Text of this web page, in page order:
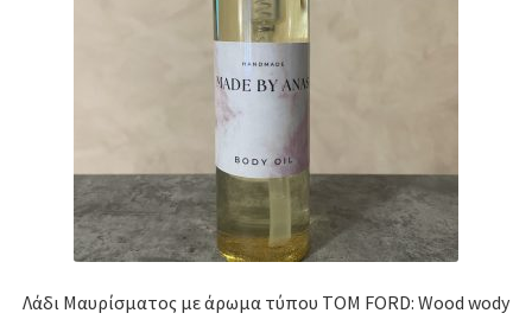
Λάδι Μαυρίσματος με άρωμα τύπου TOM FORD: Wood wody